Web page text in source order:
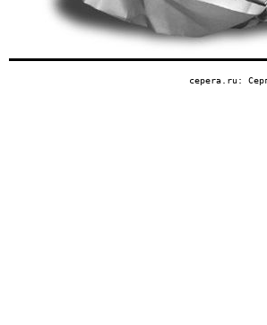
cepera.ru: